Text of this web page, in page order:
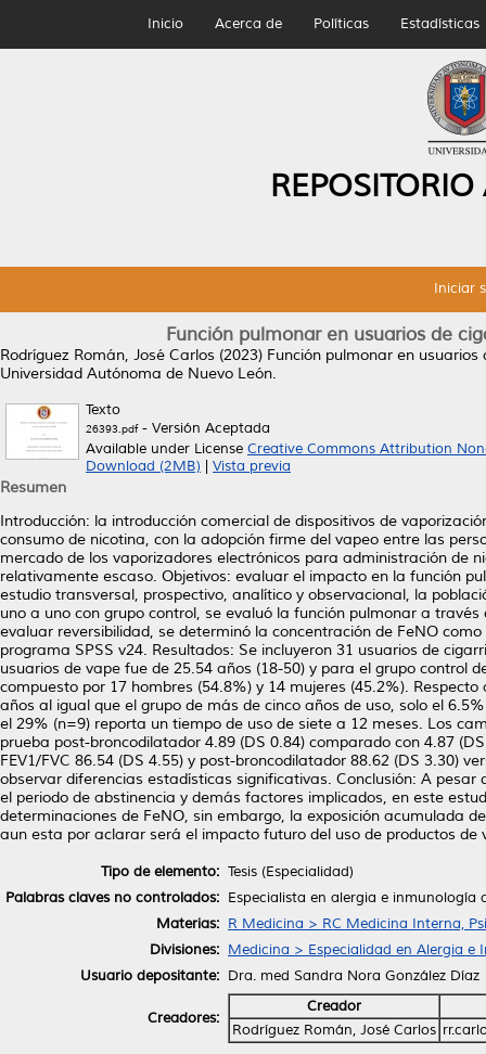
Inicio Acerca de Políticas Estadísticas
Iniciar
Función pulmonar en usuarios de
Rodríguez Román, José Carlos (2023) Función pulmonar en
Universidad Autónoma de Nuevo León.
Texto
26393.pdf- Versión Aceptada
Available under License Creative Commons Attribution
Download (2MB)
Vista previa
Resumen
Introducción: la introducción comercial de dispositivos de
consumo de nicotina, con la adopción firme del vapeo entre las
mercado de los vaporizadores electrónicos para administración de
relativamente escaso. Objetivos: evaluar el impacto en la función
estudio transversal, prospectivo, analítico y observacional, la
uno a uno con grupo control, se evaluó la función pulmonar a
evaluar reversibilidad, se determinó la concentración de FeNO
programa SPSS v24. Resultados: Se incluyeron 31 usuarios de
usuarios de vape fue de 25.54 años (18-50) y para el grupo control
compuesto por 17 hombres (54.8%) y 14 mujeres (45.2%).
años al igual que el grupo de más de cinco años de uso, solo el
el 29% (n=9) reporta un tiempo de uso de siete a 12 meses. Los
prueba post-broncodilatador 4.89 (DS 0.84) comparado con 4.87
FEV1/FVC 86.54 (DS 4.55) y post-broncodilatador 88.62 (DS 3.30)
observar diferencias estadísticas significativas. Conclusión: A
el periodo de abstinencia y demás factores implicados, en este
determinaciones de FeNO, sin embargo, la exposición acumulada
aun esta por aclarar será el impacto futuro del uso de productos
Tipo de elemento: Tesis (Especialidad)
Palabras claves no controlados: Especialista en alergia e inmunología
Materias: R Medicina > RC Medicina Interna,
Divisiones: Medicina > Especialidad en Alergia e
Usuario depositante: Dra. med Sandra Nora González Díaz
Creadores:
Creador
Rodríguez Román, José Carlos